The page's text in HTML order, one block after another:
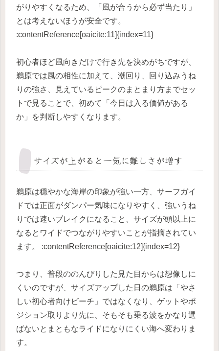
がりやすくなるため、「風が合うから必ず当たり」
とは考えないほうが安全です。
:contentReference[oaicite:11]{index=11}
初心者ほど風向きだけで行き先を決めがちですが、
鵜原では風の相性に加えて、潮回り、回り込みうね
りの強さ、見えているピークのまとまり方までセッ
トで見ることで、初めて「今日は入る価値がある
か」を判断しやすくなります。
サイズが上がると一気に難しさが増す
鵜原は穏やかな海岸の印象が強い一方、サーフガイ
ドでは正面がダンパー気味になりやすく、強いうね
りでは速いブレイクになること、サイズが頭以上に
なるとワイドでつながりやすいことが指摘されてい
ます。 :contentReference[oaicite:12]{index=12}
つまり、普段ののんびりした見た目からは想像しに
くいのですが、サイズアップした日の鵜原は「やさ
しい初心者向けビーチ」ではなくなり、ゲットやポ
ジション取りより先に、そもそも乗る波をかなり選
ばないとまともなライドになりにくい海へ変わりま
す。